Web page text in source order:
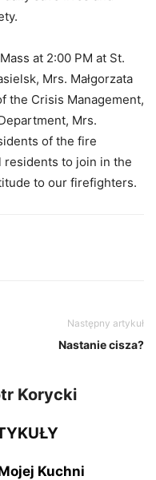
at 2:00 PM at St.
Mrs. Małgorzata
the Crisis Management,
Mrs.
of the fire
to join in the
to our firefighters.
Następny artykuł
Nastanie cisza?
Korycki
Kuchni